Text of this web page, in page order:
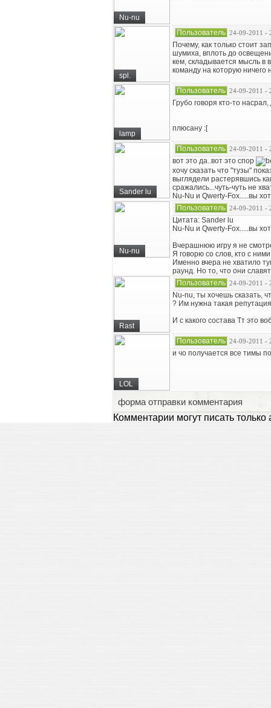
Nu-nu
spl.
Пользователь 24-09-2011 -
Почему, как только стоит
шумиха, вплоть до
кем, складывается мысль в
команду на которую ничего
lamp
Пользователь 24-09-2011 -
Грубо говоря кто-то
плюсану :[
Sander lu
Пользователь 24-09-2011 -
вот это да..вот это спор
хочу сказать что "тузы"
выглядели растерявшись
сражались...чуть-чуть не
Nu-Nu и Qwerty-Fox.....вы
Nu-nu
Пользователь 24-09-2011 -
Цитата: Sander lu
Nu-Nu и Qwerty-Fox.....вы
Вчерашнюю игру я не
Я говорю со слов, кто с
Именно вчера не хватило
раунд. Но то, что они
Rast
Пользователь 24-09-2011 -
Nu-nu, ты хочешь сказать,
? Им нужна такая
И с какого состава Тт это
LOL
Пользователь 24-09-2011 -
и чо получается все тимы
форма отправки комментария
Комментарии могут писать